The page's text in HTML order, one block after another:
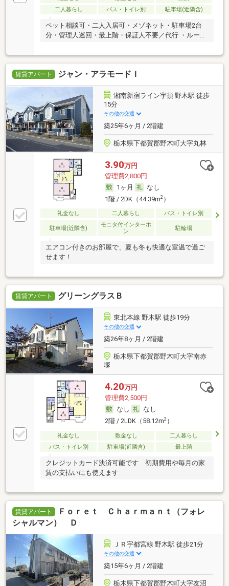
二人暮らし
バス・トイレ別 駐車場(近隣含)
ペット相談可・二人入居可・メゾネット・駐車場2台
分・管理人巡回・最上階・保証人不要／代行 ・ルーム
賃貸アパート ジャン・アラモードＩ
湘南新宿ライン宇須 野木駅 徒歩
15分
その他の交通
築25年6ヶ月 / 2階建
栃木県下都賀郡野木町大字丸林
3.90万円
管理費2,800円
1ヶ月
なし
1階 / 2DK（44.39m2）
礼金なし 二人暮らし バス・トイレ別
駐車場(近隣含)
モニタ付インターホ
ン
駐輪場
エアコン付きのお部屋で、夏も冬も快適な室温で過ご
せます！
賃貸アパート グリーングラスＢ
東北本線 野木駅 徒歩19分
その他の交通
築26年8ヶ月 / 2階建
栃木県下都賀郡野木町大字南赤
塚
4.20万円
管理費2,500円
なし
なし
2階 / 2LDK（58.12m2）
礼金なし 敷金なし
二人暮らし
バス・トイレ別
駐車場(近隣含) 最上階
クレジットカード決済可能です 初期費用や毎月の家
賃の支払いにも使えます
賃貸アパート
Ｆｏｒｅｔ Ｃｈａｒｍａｎｔ（フォレ
シャルマン） Ｄ
ＪＲ宇都宮線 野木駅 徒歩21分
その他の交通
築15年6ヶ月 / 2階建
栃木県下都賀郡野木町大字友沼